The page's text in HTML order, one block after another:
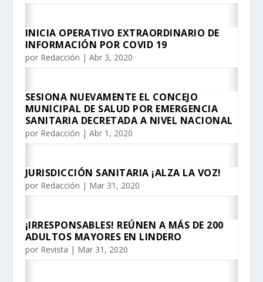
INICIA OPERATIVO EXTRAORDINARIO DE
INFORMACIÓN POR COVID 19
por Redacción | Abr 3, 2020
SESIONA NUEVAMENTE EL CONCEJO
MUNICIPAL DE SALUD POR EMERGENCIA
SANITARIA DECRETADA A NIVEL NACIONAL
por Redacción | Abr 1, 2020
JURISDICCIÓN SANITARIA ¡ALZA LA VOZ!
por Redacción | Mar 31, 2020
¡IRRESPONSABLES! REÚNEN A MÁS DE 200
ADULTOS MAYORES EN LINDERO
por Revista | Mar 31, 2020